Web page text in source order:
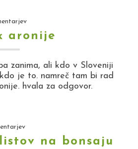
aronije
zanima, ali kdo v Sloveniji
je to. namreč tam bi rad
hvala za odgovor.
na bonsaju